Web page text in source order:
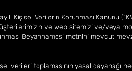
Kişisel Verilerin Korunması Kanunu
ve web sitemizi ve/veya
Beyannamesi metnini mevcut
verileri toplamasının yasal dayanağı